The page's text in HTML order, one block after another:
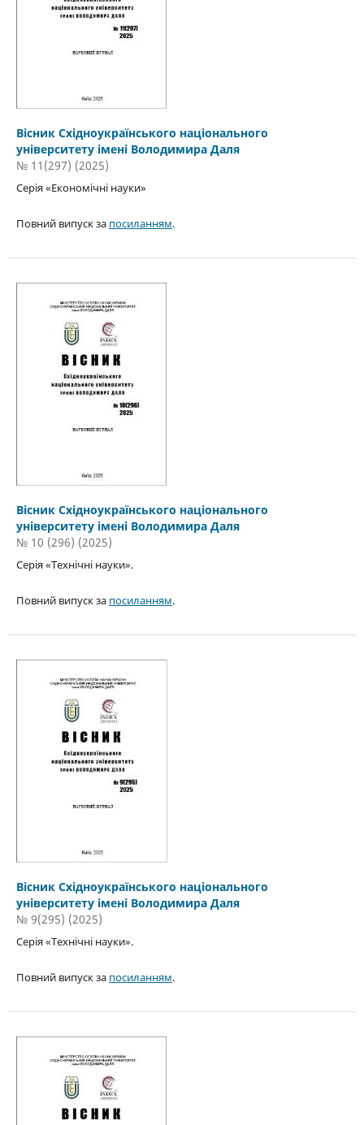
Вісник Східноукраїнського національного
університету імені Володимира Даля
№ 11(297) (2025)
Серія «Економічні науки»
Повний випуск за посиланням.
Вісник Східноукраїнського національного
університету імені Володимира Даля
№ 10 (296) (2025)
Серія «Технічні науки».
Повний випуск за посиланням.
Вісник Східноукраїнського національного
університету імені Володимира Даля
№ 9(295) (2025)
Серія «Технічні науки».
Повний випуск за посиланням.